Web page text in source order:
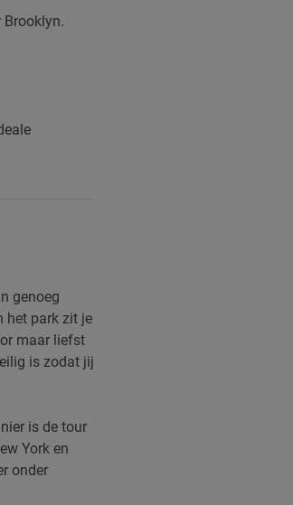
genoeg
het park zit je
maar liefst
is zodat jij
is de tour
York en
onder